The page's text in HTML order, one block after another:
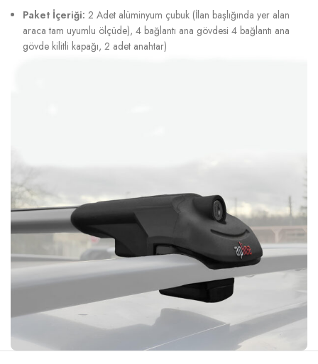
Paket İçeriği: 2 Adet alüminyum çubuk (İlan başlığında yer alan
araca tam uyumlu ölçüde), 4 bağlantı ana gövdesi 4 bağlantı ana
gövde kilitli kapağı, 2 adet anahtar)